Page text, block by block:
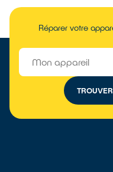
Réparer votre